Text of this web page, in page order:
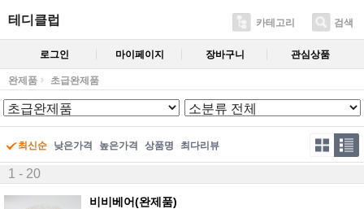
테디클럽 카테고리 검색
로그인 마이페이지 장바구니 관심상품
완제품 초급완제품
최신순 낮은가격 높은가격 상품명 최다리뷰
1 - 20
비비베어(완제품)